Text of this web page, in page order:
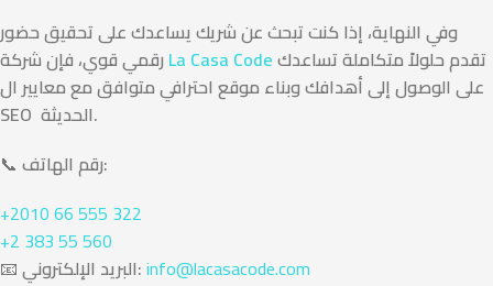
وفي النهاية، إذا كنت تبحث عن شريك يساعدك على تحقيق حضور
La Casa Code
على الوصول إلى أهدافك وبناء موقع احترافي متوافق مع معايير ال
SEO الحديثة.
📞
رقم الهاتف:
+2010 66 555 322
+2 383 55 560
📧
البريد الإلكتروني:info@lacasacode.com